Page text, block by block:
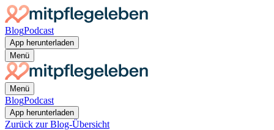
BlogPodcast
App herunterladen
Menü
Menü
BlogPodcast
App herunterladen
Zurück zur Blog-Übersicht